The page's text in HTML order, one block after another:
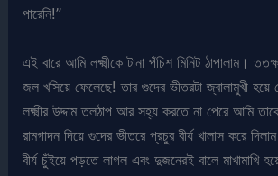
পারেনি!”
এই বারে আমি লক্ষ্মীকে টানা পঁচিশ মিনিট ঠাপালাম।
জল খসিয়ে ফেলেছে! তার গুদের ভীতরটা জ্বালামুখী
লক্ষ্মীর উদ্দাম তলঠাপ আর সহ্য করতে না পেরে আমি
রামগাদন দিয়ে গুদের ভীতরে প্রচুর বীর্য খালাস করে
বীর্য চুঁইয়ে পড়তে লাগল এবং দুজনেরই বালে মাখামাখি